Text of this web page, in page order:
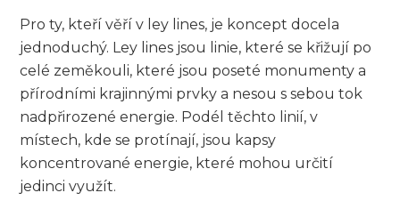
Pro ty, kteří věří v ley lines, je koncept docela
jednoduchý. Ley lines jsou linie, které se křižují po
celé zeměkouli, které jsou poseté monumenty a
přírodními krajinnými prvky a nesou s sebou tok
nadpřirozené energie. Podél těchto linií, v
místech, kde se protínají, jsou kapsy
koncentrované energie, které mohou určití
jedinci využít.